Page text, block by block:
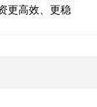
更高效、更稳